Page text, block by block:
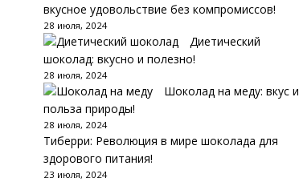
вкусное удовольствие без компромиссов!
28 июля, 2024
Диетический
шоколад: вкусно и полезно!
28 июля, 2024
Шоколад на меду: вкус и
польза природы!
28 июля, 2024
Тиберри: Революция в мире шоколада для
здорового питания!
23 июля, 2024